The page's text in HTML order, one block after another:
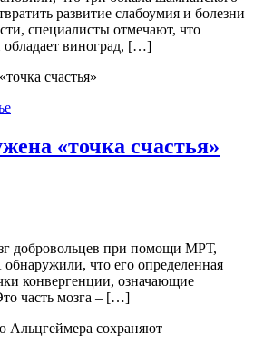
развитие слабоумия и болезни
специалисты отмечают, что
виноград, […]
«точка счастья»
добровольцев при помощи МРТ,
что его определенная
конвергенции, означающие
часть мозга – […]